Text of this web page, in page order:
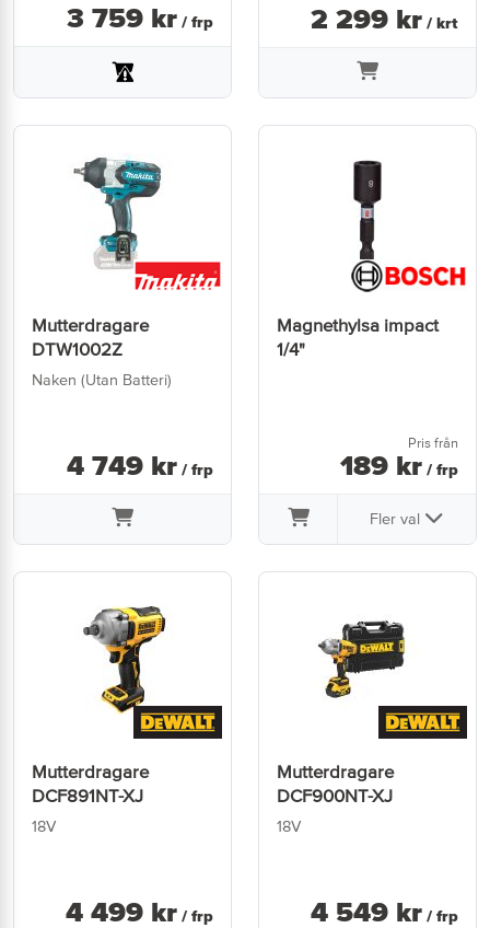
3 759 kr / frp 2 299 kr / krt
Mutterdragare
DTW1002Z
Naken (Utan Batteri)
4 749 kr / frp
Magnethylsa impact
1/4"
Pris från
189 kr / frp
Fler val
Mutterdragare
DCF891NT-XJ
18V
4 499 kr / frp
Mutterdragare
DCF900NT-XJ
18V
4 549 kr / frp